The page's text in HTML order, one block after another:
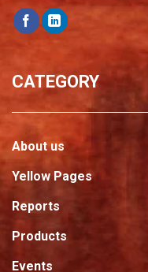
CATEGORY
About us
Yellow Pages
Reports
Products
Events